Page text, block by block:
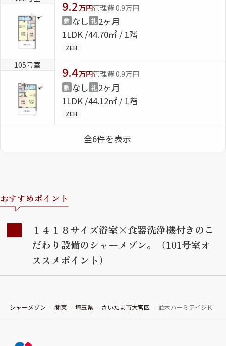
9.2万円管理費 0.9万円
敷 なし 礼 2ヶ月
1LDK 44.70㎡ / 1階
ZEH
105号室
9.4万円管理費 0.9万円
敷 なし 礼 2ヶ月
1LDK 44.12㎡ / 1階
ZEH
全6件を表示
おすすめポイント
１４１８サイズ浴室×食器洗浄機付きのこ
だわり設備のシャーメゾン。（101号室オ
ススメポイント）
シャーメゾン 関東 埼玉県 さいたま市大宮区 並木ハーミテイジＫ